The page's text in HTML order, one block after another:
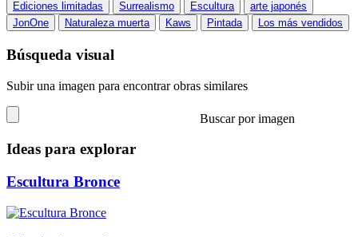
Ediciones limitadas Surrealismo Escultura
arte japonés
JonOne
Naturaleza muerta Kaws Pintada Los más vendidos
Búsqueda visual
Subir una imagen para encontrar obras similares
Buscar por imagen
Ideas para explorar
Escultura Bronce